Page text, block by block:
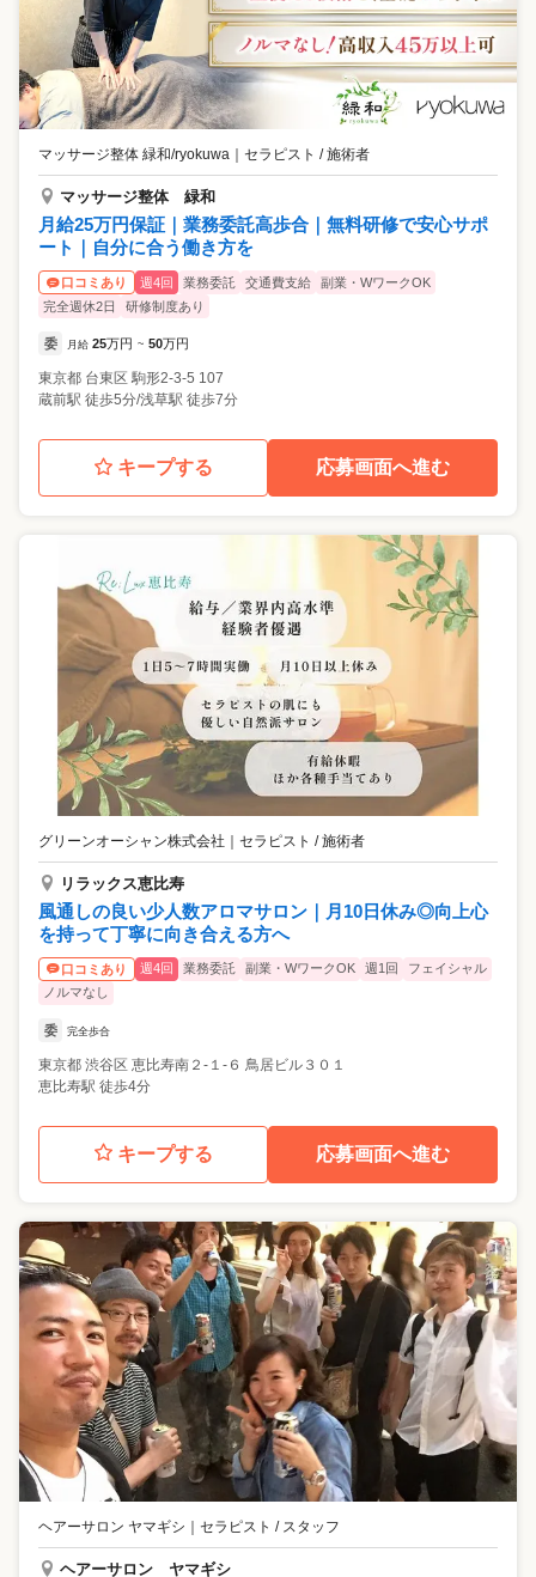
マッサージ整体 緑和/ryokuwa セラピスト / 施術者
マッサージ整体 緑和
月給25万円保証｜業務委託高歩合｜無料研修で安心サポ
ート｜自分に合う働き方を
口コミあり 週4回 業務委託 交通費支給
副業・WワークOK
完全週休2日
研修制度あり
委 月給 25万円 ~ 50万円
東京都 台東区 駒形2-3-5 107
蔵前駅 徒歩5分/浅草駅 徒歩7分
キープする 応募画面へ進む
グリーンオーシャン株式会社 ｜ セラピスト / 施術者
リラックス恵比寿
風通しの良い少人数アロマサロン｜月10日休み◎向上心
を持って丁寧に向き合える方へ
口コミあり 週4回 業務委託 副業・WワークOK 週1回
フェイシャル
ノルマなし
委 完全歩合
東京都 渋谷区 恵比寿南２-１-６ 鳥居ビル３０１
恵比寿駅 徒歩4分
キープする 応募画面へ進む
ヘアーサロン ヤマギシ ｜ セラピスト / スタッフ
ヘアーサロン ヤマギシ